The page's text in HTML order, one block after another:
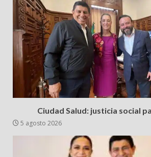
Ciudad Salud: justicia social
5 agosto 2026